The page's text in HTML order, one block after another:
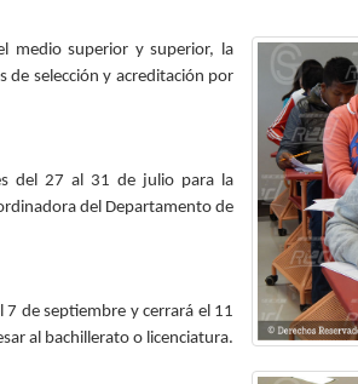
medio superior y superior, la
de selección y acreditación por
del 27 al 31 de julio para la
del Departamento de
de septiembre y cerrará el 11
al bachillerato o licenciatura.